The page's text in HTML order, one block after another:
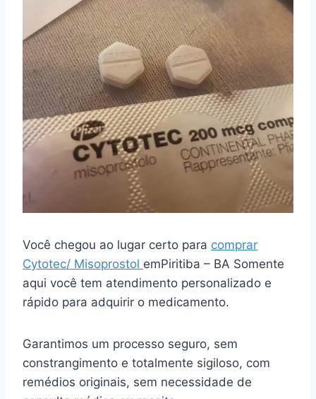
Você chegou ao lugar certo para comprar
Cytotec/ Misoprostol emPiritiba – BA Somente
aqui você tem atendimento personalizado e
rápido para adquirir o medicamento.
Garantimos um processo seguro, sem
constrangimento e totalmente sigiloso, com
remédios originais, sem necessidade de